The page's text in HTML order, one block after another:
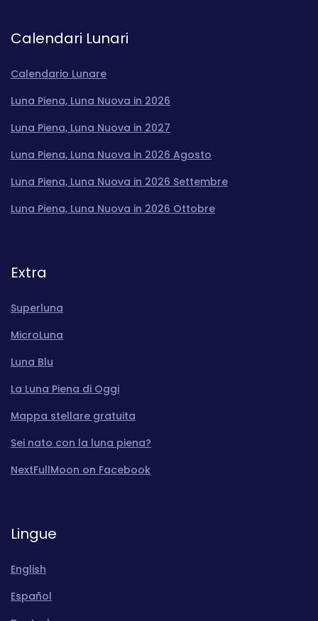
Calendari Lunari
Calendario Lunare
Luna Piena, Luna Nuova in 2026
Luna Piena, Luna Nuova in 2027
Luna Piena, Luna Nuova in 2026 Agosto
Luna Piena, Luna Nuova in 2026 Settembre
Luna Piena, Luna Nuova in 2026 Ottobre
Extra
Superluna
MicroLuna
Luna Blu
La Luna Piena di Oggi
Mappa stellare gratuita
Sei nato con la luna piena?
NextFullMoon on Facebook
Lingue
English
Español